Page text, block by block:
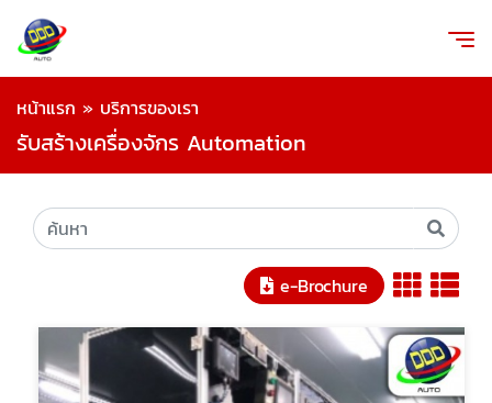
หน้าแรก » บริการของเรา
รับสร้างเครื่องจักร Automation
e-Brochure